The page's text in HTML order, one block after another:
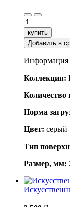
купить
Добавить в
Информация
Коллекция:
Количество
Норма
Цвет: серый
Тип
Размер, мм: